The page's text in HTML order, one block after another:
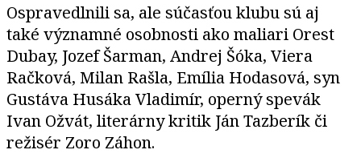
Ospravedlnili sa, ale súčasťou klubu sú aj
také významné osobnosti ako maliari Orest
Dubay, Jozef Šarman, Andrej Šóka, Viera
Račková, Milan Rašla, Emília Hodasová, syn
Gustáva Husáka Vladimír, operný spevák
Ivan Ožvát, literárny kritik Ján Tazberík či
režisér Zoro Záhon.